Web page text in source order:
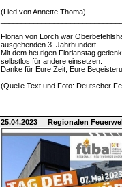
(Lied von Annette Thoma)
Florian von Lorch war
ausgehenden 3. Jahrhundert.
Mit dem heutigen Florianstag
selbstlos für andere einsetzen.
Danke für Eure Zeit, Eure
(Quelle Text und Foto: Deutscher
25.04.2023 Regionalen